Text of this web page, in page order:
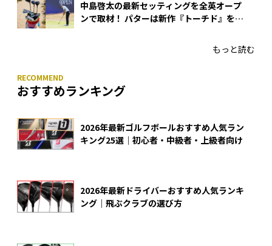
中島啓太の最新セッティングを全英オープ
ンで取材！ パターは新作『トーチド』を投
もっと読む
おすすめランキング
2026年最新ゴルフボールおすすめ人気ラン
キング25選｜初心者・中級者・上級者向け
2026年最新ドライバーおすすめ人気ランキ
ング｜飛ぶクラブの選び方